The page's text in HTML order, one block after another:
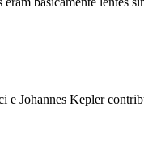
Johannes Kepler